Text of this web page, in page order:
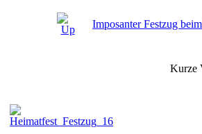
Imposanter Festzug
Kurze